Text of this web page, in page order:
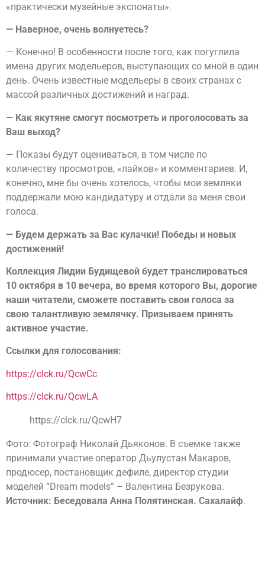
«практически музейные экспонаты».
— Наверное, очень волнуетесь?
— Конечно! В особенности после того, как погуглила
имена других модельеров, выступающих со мной в один
день. Очень известные модельеры в своих странах с
массой различных достижений и наград.
— Как якутяне смогут посмотреть и проголосовать за
Ваш выход?
— Показы будут оцениваться, в том числе по
количеству просмотров, «лайков» и комментариев. И,
конечно, мне бы очень хотелось, чтобы мои земляки
поддержали мою кандидатуру и отдали за меня свои
голоса.
— Будем держать за Вас кулачки! Победы и новых
достижений!
Коллекция Лидии Будищевой будет транслироваться
10 октября в 10 вечера, во время которого Вы, дорогие
наши читатели, сможете поставить свои голоса за
свою талантливую землячку. Призываем принять
активное участие.
Ссылки для голосования:
https://clck.ru/QcwCc
https://clck.ru/QcwLA
https://clck.ru/QcwH7
Фото: Фотограф Николай Дьяконов. В съемке также
принимали участие оператор Дьулустан Макаров,
продюсер, постановщик дефиле, директор студии
моделей “Dream models” – Валентина Безрукова.
Источник: Беседовала Анна Полятинская. Сахалайф.